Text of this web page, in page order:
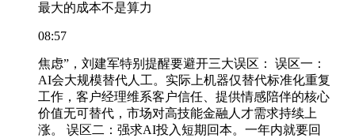
最大的成本不是算力
08:57
焦虑”，刘建军特别提醒要避开三大误区： 误区一：
AI会大规模替代人工。实际上机器仅替代标准化重复
工作，客户经理维系客户信任、提供情感陪伴的核心
价值无可替代，市场对高技能金融人才需求持续上
涨。 误区二：强求AI投入短期回本。一年内就要回